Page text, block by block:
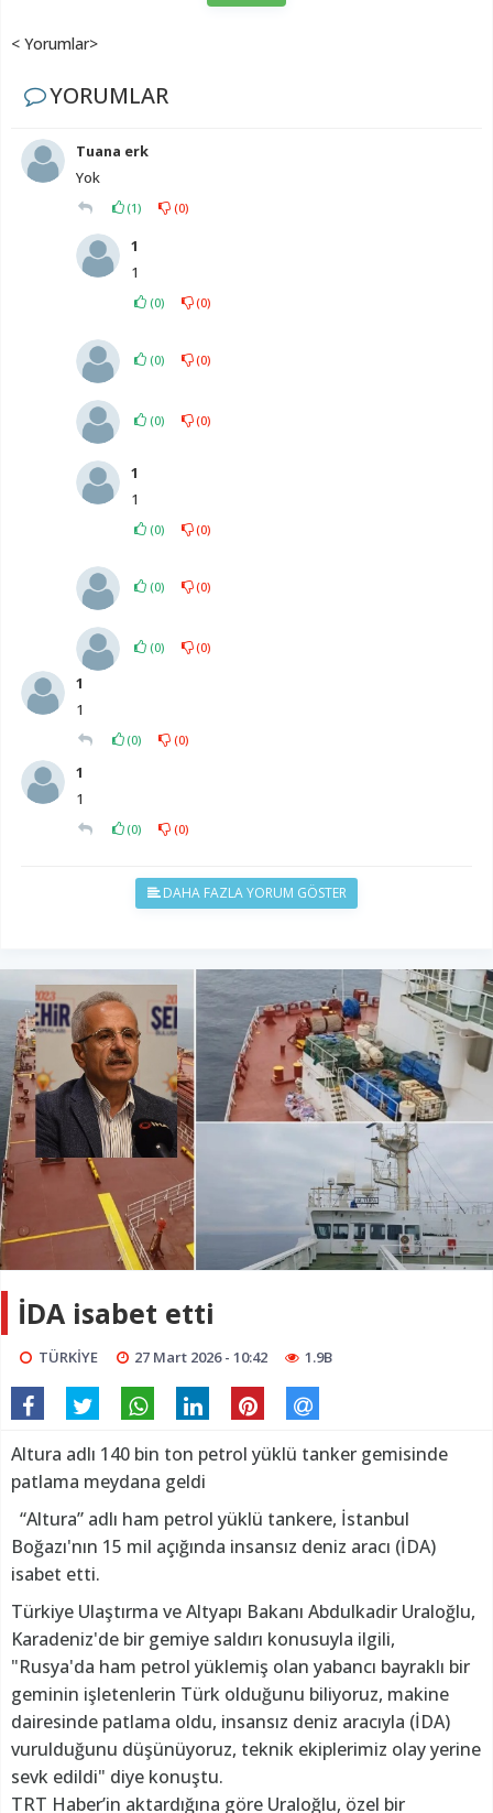
< Yorumlar>
YORUMLAR
Tuana erk
Yok
(1) (0)
1
1
(0) (0)
(0) (0)
(0) (0)
1
1
(0) (0)
(0) (0)
(0) (0)
1
1
(0) (0)
1
1
(0) (0)
DAHA FAZLA YORUM GÖSTER
İDA isabet etti
TÜRKİYE 27 Mart 2026 - 10:42 1.9B
Altura adlı 140 bin ton petrol yüklü tanker gemisinde
patlama meydana geldi
“Altura” adlı ham petrol yüklü tankere, İstanbul
Boğazı'nın 15 mil açığında insansız deniz aracı (İDA)
isabet etti.
Türkiye Ulaştırma ve Altyapı Bakanı Abdulkadir Uraloğlu,
Karadeniz'de bir gemiye saldırı konusuyla ilgili,
"Rusya'da ham petrol yüklemiş olan yabancı bayraklı bir
geminin işletenlerin Türk olduğunu biliyoruz, makine
dairesinde patlama oldu, insansız deniz aracıyla (İDA)
vurulduğunu düşünüyoruz, teknik ekiplerimiz olay yerine
sevk edildi" diye konuştu.
TRT Haber’in aktardığına göre Uraloğlu, özel bir